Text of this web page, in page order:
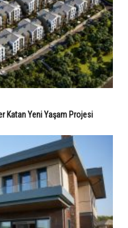
Katan Yeni Yaşam Projesi